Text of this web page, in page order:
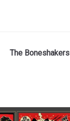
The Boneshakers